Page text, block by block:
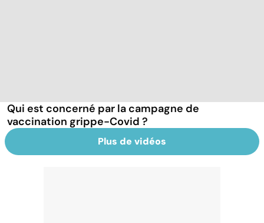
Qui est concerné par la campagne de
vaccination grippe-Covid ?
Plus de vidéos